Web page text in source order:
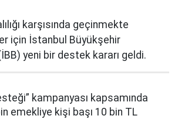
karşısında geçinmekte
için İstanbul Büyükşehir
yeni bir destek kararı geldi.
kampanyası kapsamında
emekliye kişi başı 10 bin TL